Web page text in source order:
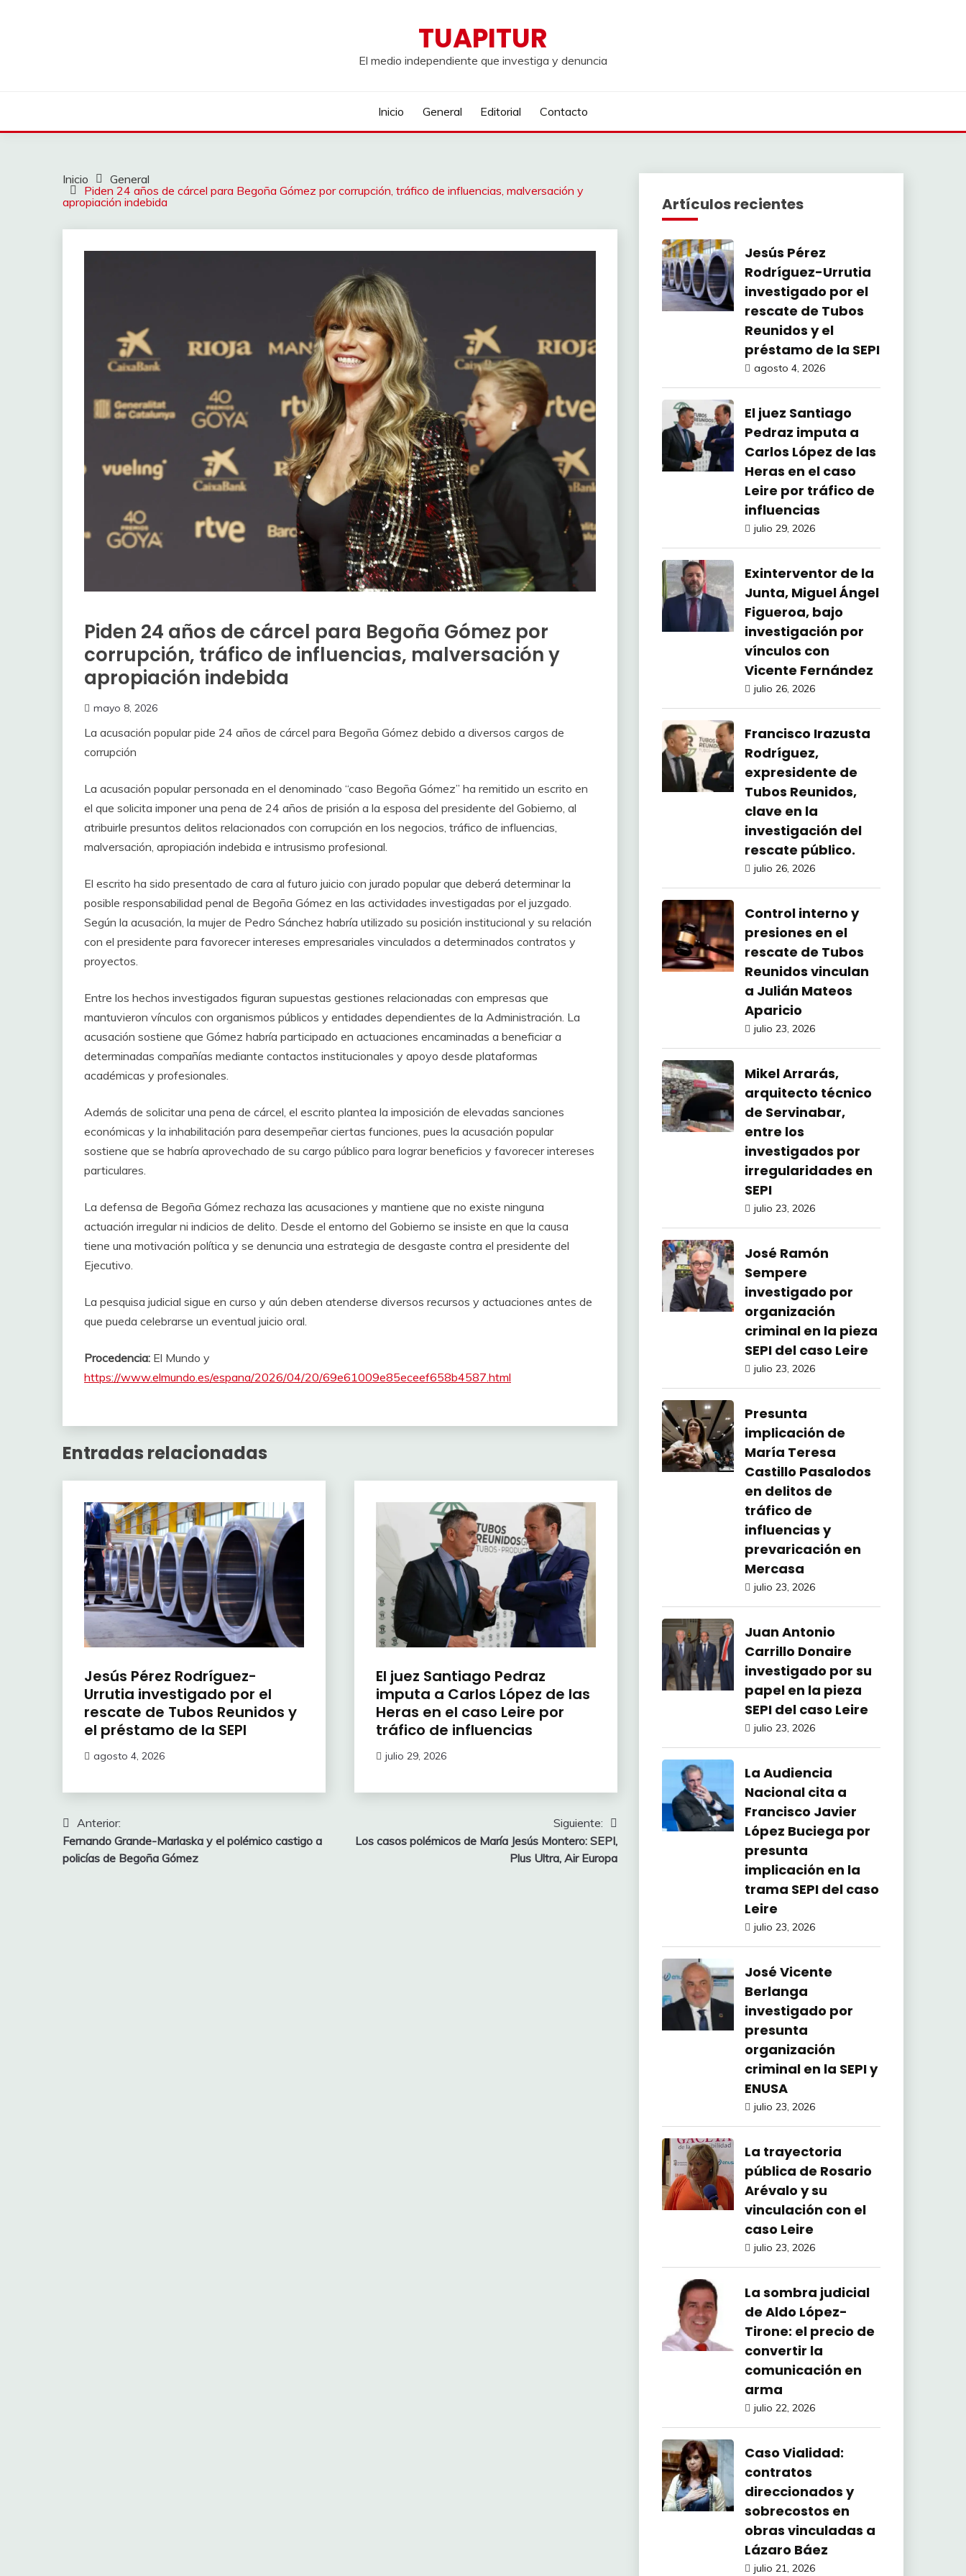
TUAPITUR
El medio independiente que investiga y denuncia
Inicio General Editorial Contacto
Inicio
General
Piden 24 años de cárcel para Begoña Gómez por corrupción, tráfico de influencias, malversación y
apropiación indebida
Piden 24 años de cárcel para Begoña Gómez por
corrupción, tráfico de influencias, malversación y
apropiación indebida
mayo 8, 2026
La acusación popular pide 24 años de cárcel para Begoña Gómez debido a diversos cargos de
corrupción
La acusación popular personada en el denominado “caso Begoña Gómez” ha remitido un escrito en
el que solicita imponer una pena de 24 años de prisión a la esposa del presidente del Gobierno, al
atribuirle presuntos delitos relacionados con corrupción en los negocios, tráfico de influencias,
malversación, apropiación indebida e intrusismo profesional.
El escrito ha sido presentado de cara al futuro juicio con jurado popular que deberá determinar la
posible responsabilidad penal de Begoña Gómez en las actividades investigadas por el juzgado.
Según la acusación, la mujer de Pedro Sánchez habría utilizado su posición institucional y su relación
con el presidente para favorecer intereses empresariales vinculados a determinados contratos y
proyectos.
Entre los hechos investigados figuran supuestas gestiones relacionadas con empresas que
mantuvieron vínculos con organismos públicos y entidades dependientes de la Administración. La
acusación sostiene que Gómez habría participado en actuaciones encaminadas a beneficiar a
determinadas compañías mediante contactos institucionales y apoyo desde plataformas
académicas y profesionales.
Además de solicitar una pena de cárcel, el escrito plantea la imposición de elevadas sanciones
económicas y la inhabilitación para desempeñar ciertas funciones, pues la acusación popular
sostiene que se habría aprovechado de su cargo público para lograr beneficios y favorecer intereses
particulares.
La defensa de Begoña Gómez rechaza las acusaciones y mantiene que no existe ninguna
actuación irregular ni indicios de delito. Desde el entorno del Gobierno se insiste en que la causa
tiene una motivación política y se denuncia una estrategia de desgaste contra el presidente del
Ejecutivo.
La pesquisa judicial sigue en curso y aún deben atenderse diversos recursos y actuaciones antes de
que pueda celebrarse un eventual juicio oral.
Procedencia: El Mundo y
https://www.elmundo.es/espana/2026/04/20/69e61009e85eceef658b4587.html
Entradas relacionadas
Jesús Pérez Rodríguez-
Urrutia investigado por el
rescate de Tubos Reunidos y
el préstamo de la SEPI
agosto 4, 2026
El juez Santiago Pedraz
imputa a Carlos López de las
Heras en el caso Leire por
tráfico de influencias
julio 29, 2026
Navegación
de
Anterior:
Fernando Grande-Marlaska y el polémico castigo a
policías de Begoña Gómez
Siguiente:
Los casos polémicos de María Jesús Montero: SEPI,
Plus Ultra, Air Europa
Artículos recientes
Jesús Pérez
Rodríguez-Urrutia
investigado por el
rescate de Tubos
Reunidos y el
préstamo de la SEPI
agosto 4, 2026
El juez Santiago
Pedraz imputa a
Carlos López de las
Heras en el caso
Leire por tráfico de
influencias
julio 29, 2026
Exinterventor de la
Junta, Miguel Ángel
Figueroa, bajo
investigación por
vínculos con
Vicente Fernández
julio 26, 2026
Francisco Irazusta
Rodríguez,
expresidente de
Tubos Reunidos,
clave en la
investigación del
rescate público.
julio 26, 2026
Control interno y
presiones en el
rescate de Tubos
Reunidos vinculan
a Julián Mateos
Aparicio
julio 23, 2026
Mikel Arrarás,
arquitecto técnico
de Servinabar,
entre los
investigados por
irregularidades en
SEPI
julio 23, 2026
José Ramón
Sempere
investigado por
organización
criminal en la pieza
SEPI del caso Leire
julio 23, 2026
Presunta
implicación de
María Teresa
Castillo Pasalodos
en delitos de
tráfico de
influencias y
prevaricación en
Mercasa
julio 23, 2026
Juan Antonio
Carrillo Donaire
investigado por su
papel en la pieza
SEPI del caso Leire
julio 23, 2026
La Audiencia
Nacional cita a
Francisco Javier
López Buciega por
presunta
implicación en la
trama SEPI del caso
Leire
julio 23, 2026
José Vicente
Berlanga
investigado por
presunta
organización
criminal en la SEPI y
ENUSA
julio 23, 2026
La trayectoria
pública de Rosario
Arévalo y su
vinculación con el
caso Leire
julio 23, 2026
La sombra judicial
de Aldo López-
Tirone: el precio de
convertir la
comunicación en
arma
julio 22, 2026
Caso Vialidad:
contratos
direccionados y
sobrecostos en
obras vinculadas a
Lázaro Báez
julio 21, 2026